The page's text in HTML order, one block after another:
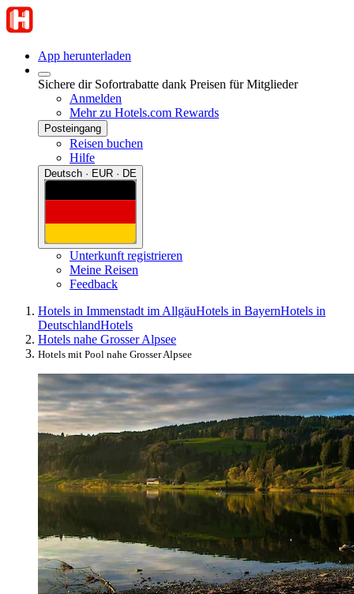
App herunterladen
Sichere dir Sofortrabatte dank Preisen für Mitglieder
Anmelden
Mehr zu Hotels.com Rewards
Posteingang
Reisen buchen
Hilfe
Deutsch · EUR · DE
Unterkunft registrieren
Meine Reisen
Feedback
Hotels in Immenstadt im AllgäuHotels in BayernHotels in
DeutschlandHotels
Hotels nahe Grosser Alpsee
Hotels mit Pool nahe Grosser Alpsee